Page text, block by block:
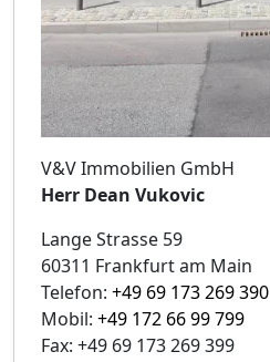
V&V Immobilien GmbH
Herr Dean Vukovic
Lange Strasse 59
60311 Frankfurt am Main
Telefon: +49 69 173 269 390
Mobil: +49 172 66 99 799
Fax: +49 69 173 269 399